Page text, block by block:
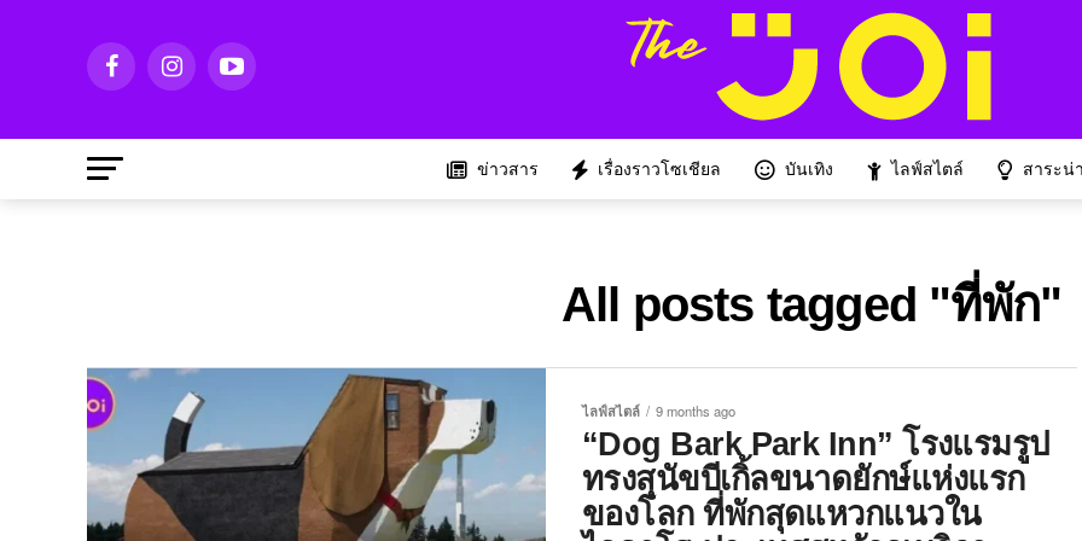
ข่าวสาร เรื่องราวโซเชียล บันเทิง ไลฟ์สไตล์ สาระน่
All posts tagged "ที่พัก"
ไลฟ์สไตล์ 9 months ago
“Dog Bark Park Inn” โรงแรมรูป
ทรงสุนัขบีเกิ้ลขนาดยักษ์แห่งแรก
ของโลก ที่พักสุดแหวกแนวใน